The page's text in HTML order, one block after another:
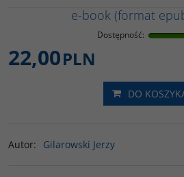
e-book (format
Dostępność:
22,00PLN
DO
Autor: Gilarowski Jerzy